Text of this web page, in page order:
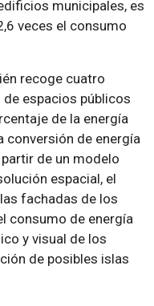
municipales, es
veces el consumo
recoge cuatro
espacios públicos
de la energía
conversión de energía
de un modelo
espacial, el
fachadas de los
consumo de energía
y visual de los
de posibles islas